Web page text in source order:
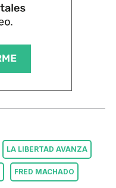
LA LIBERTAD AVANZA
FRED MACHADO